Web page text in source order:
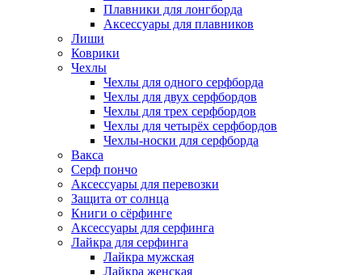
Плавники для лонгборда
Аксессуары для плавников
Лиши
Коврики
Чехлы
Чехлы для одного серфборда
Чехлы для двух серфбордов
Чехлы для трех серфбордов
Чехлы для четырёх серфбордов
Чехлы-носки для серфборда
Вакса
Серф пончо
Аксессуары для перевозки
Защита от солнца
Книги о сёрфинге
Аксессуары для серфинга
Лайкра для серфинга
Лайкра мужская
Лайкра женская